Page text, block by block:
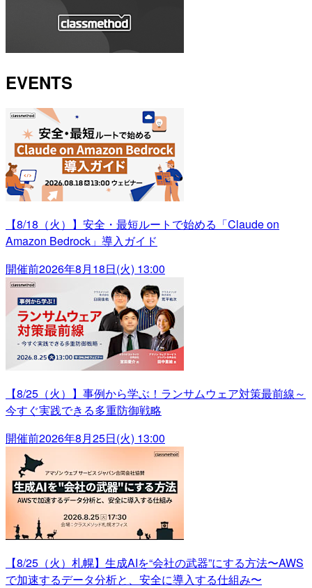
EVENTS
【8/18（火）】安全・最短ルートで始める「Claude on
Amazon Bedrock」導入ガイド
開催前2026年8月18日(火) 13:00
【8/25（火）】事例から学ぶ！ランサムウェア対策最前線～
今すぐ実践できる多重防御戦略
開催前2026年8月25日(火) 13:00
【8/25（火）札幌】生成AIを“会社の武器”にする方法〜AWS
で加速するデータ分析と、安全に導入する仕組み〜